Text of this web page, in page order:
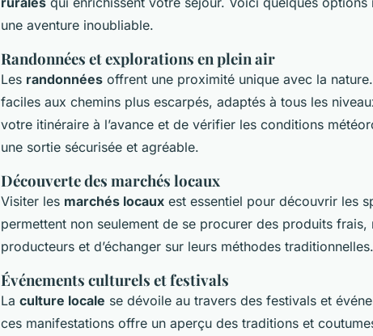
une aventure inoubliable.
Randonnées et explorations en plein air
Les randonnées offrent une proximité unique avec la
faciles aux chemins plus escarpés, adaptés à tous les
votre itinéraire à l’avance et de vérifier les conditions
une sortie sécurisée et agréable.
Découverte des marchés locaux
Visiter les marchés locaux est essentiel pour découvrir les
permettent non seulement de se procurer des produits
producteurs et d’échanger sur leurs méthodes traditionnelles.
Événements culturels et festivals
La culture locale se dévoile au travers des festivals et
ces manifestations offre un aperçu des traditions et